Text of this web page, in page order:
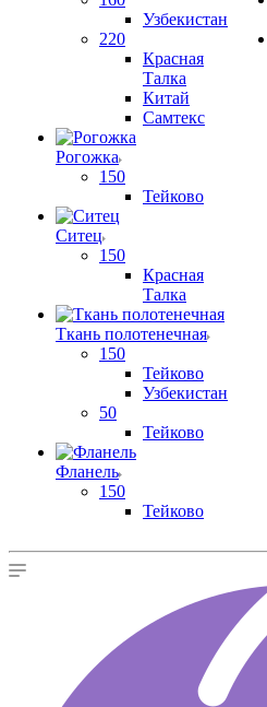
Узбекистан
220
Красная
Талка
Китай
Самтекс
Рогожка
150
Тейково
Ситец
150
Красная
Талка
Ткань полотенечная
150
Тейково
Узбекистан
50
Тейково
Фланель
150
Тейково